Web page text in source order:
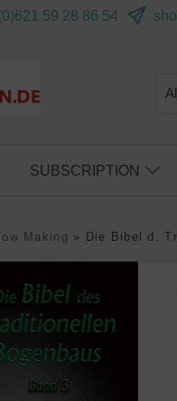
59 28 86 54
SUBSCRIPTION
Making » Die Bibel d.